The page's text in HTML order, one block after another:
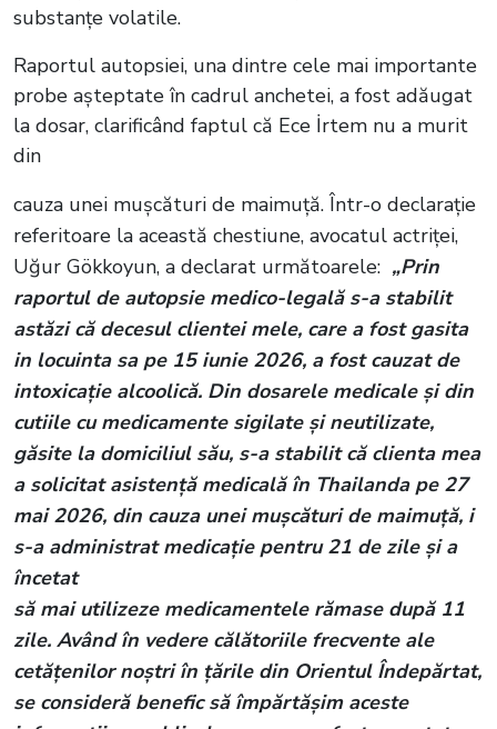
substanțe volatile.
Raportul autopsiei, una dintre cele mai importante
probe așteptate în cadrul anchetei, a fost adăugat
la dosar, clarificând faptul că Ece İrtem nu a murit
din
cauza unei mușcături de maimuță. Într-o declarație
referitoare la această chestiune, avocatul actriței,
Uğur Gökkoyun, a declarat următoarele: „Prin
raportul de autopsie medico-legală s-a stabilit
astăzi că decesul clientei mele, care a fost gasita
in locuinta sa pe 15 iunie 2026, a fost cauzat de
intoxicație alcoolică. Din dosarele medicale și din
cutiile cu medicamente sigilate și neutilizate,
găsite la domiciliul său, s-a stabilit că clienta mea
a solicitat asistență medicală în Thailanda pe 27
mai 2026, din cauza unei mușcături de maimuță, i
s-a administrat medicație pentru 21 de zile și a
încetat
să mai utilizeze medicamentele rămase după 11
zile. Având în vedere călătoriile frecvente ale
cetățenilor noștri în țările din Orientul Îndepărtat,
se consideră benefic să împărtășim aceste